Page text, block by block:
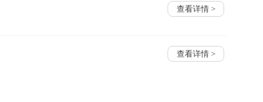
查看详情 >
查看详情 >